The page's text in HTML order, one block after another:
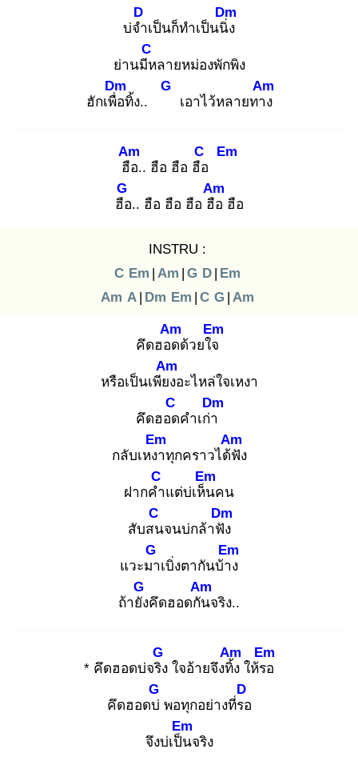
บ่จำ
D
เป็นก็ทำเป็นนิ่ง
Dm
ย่านมีห
C
ลายหม่องพักพิง
ฮักเพื่อ
Dm
ทิ้ง..
G
เอาไว้หลายทาง
Am
ฮือ
Am
.. ฮือ ฮือ ฮือ
C Em
ฮือ
G
.. ฮือ ฮือ ฮือ ฮือ
Am
ฮือ
INSTRU :
C Em | Am | G D | Em
Am A | Dm Em | C G | Am
คึดฮอด
Am
ด้วยใจ
Em
หรือเป็นเพียง
Am
อะไหล่ใจเหงา
คึดฮอด
C
คำเก่า
Dm
กลับเหงา
Em
ทุกคราวได้ฟั
Am
ง
ฝากคำ
C
แต่บ่เห็น
Em
คน
สับสน
C
จนบ่กล้าฟัง
Dm
แวะมา
G
เบิ่งตากันบ้าง
Em
ถ้ายัง
G
คึดฮอดกัน
Am
จริง..
* คึดฮอดบ่จริง
G
ใจอ้ายจึงทิ้ง
Am
ให้รอ
Em
คึดฮอดบ่
G
พอทุกอย่างที่รอ
D
จึงบ่เป็น
Em
จริง